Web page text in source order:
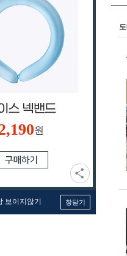
원
보이지않기 창닫기